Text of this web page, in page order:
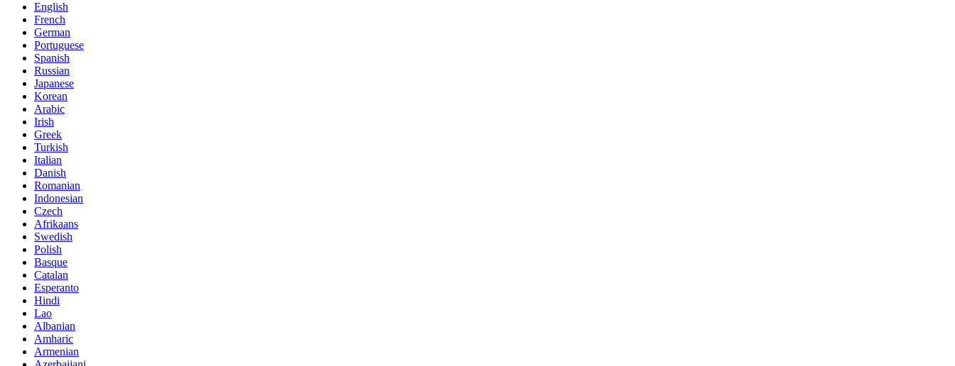
English
French
German
Portuguese
Spanish
Russian
Japanese
Korean
Arabic
Irish
Greek
Turkish
Italian
Danish
Romanian
Indonesian
Czech
Afrikaans
Swedish
Polish
Basque
Catalan
Esperanto
Hindi
Lao
Albanian
Amharic
Armenian